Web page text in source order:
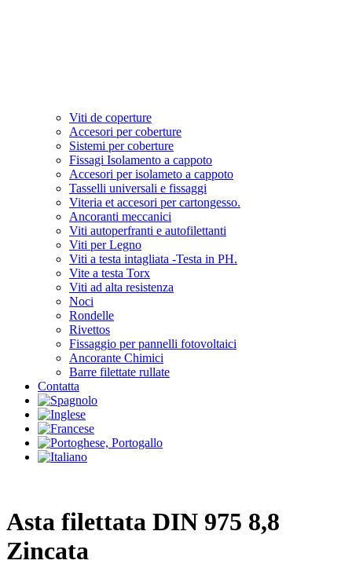
Viti de coperture
Accesori per coberture
Sistemi per coberture
Fissagi Isolamento a cappoto
Accesori per isolameto a cappoto
Tasselli universali e fissaggi
Viteria et accesori per cartongesso.
Ancoranti meccanici
Viti autoperfranti e autofilettanti
Viti per Legno
Viti a testa intagliata -Testa in PH.
Vite a testa Torx
Viti ad alta resistenza
Noci
Rondelle
Rivettos
Fissaggio per pannelli fotovoltaici
Ancorante Chimici
Barre filettate rullate
Contatta
Asta filettata DIN 975 8,8
Zincata